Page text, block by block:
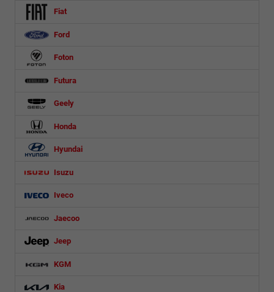
Fiat
Ford
Foton
Futura
Geely
Honda
Hyundai
Isuzu
Iveco
Jaecoo
Jeep
KGM
Kia